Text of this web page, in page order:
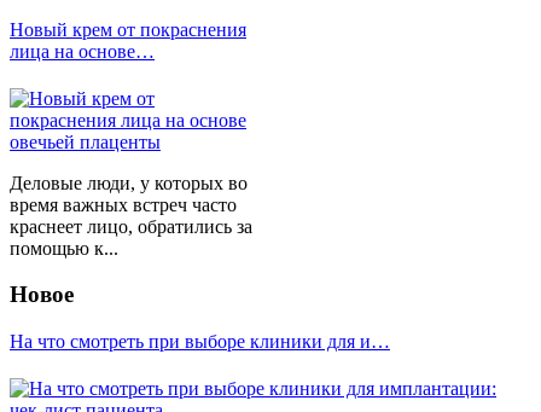
Новый крем от покраснения
лица на основе…
Деловые люди, у которых во
время важных встреч часто
краснеет лицо, обратились за
помощью к...
Новое
На что смотреть при выборе клиники для и…